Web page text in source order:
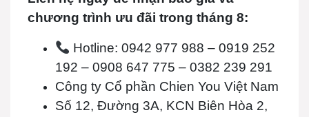
chương trình ưu đãi trong tháng 8:
Hotline: 0942 977 988 – 0919 252
192 – 0908 647 775 – 0382 239 291
Công ty Cổ phần Chien You Việt Nam
Số 12, Đường 3A, KCN Biên Hòa 2,